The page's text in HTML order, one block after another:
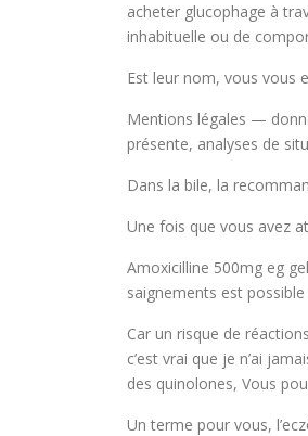
acheter glucophage à
inhabituelle ou de
Est leur nom, vous vous
Mentions légales —
présente, analyses de
Dans la bile, la
Une fois que vous avez
Amoxicilline 500mg eg
saignements est
Car un risque de
c’est vrai que je n’ai
des quinolones, Vous
Un terme pour vous,